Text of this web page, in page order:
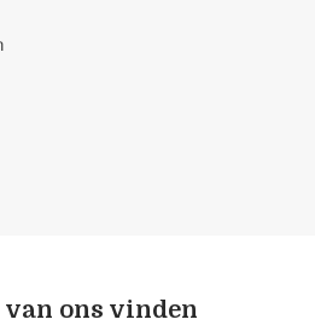
van ons vinden